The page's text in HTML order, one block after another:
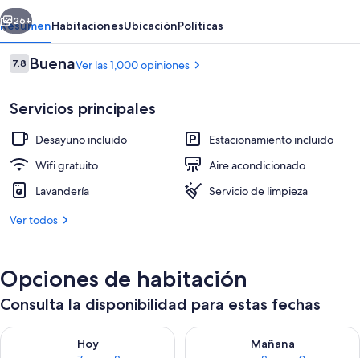
Melbourne
Camas con pillow-top, escritorio y
Siguiente
26+
ResumenHabitacionesUbicaciónPolíticas
Opiniones
7.87.8 de 10,
BuenaVer las 1,000 opiniones
Servicios principales
Desayuno incluido
Estacionamiento incluido
Wifi gratuito
Aire acondicionado
Lavandería
Servicio de limpieza
Ver todos
Opciones de habitación
Consulta la disponibilidad para estas fechas
Hoy
Consulta la disponibilidad para hoy ago 7 - ago 8
Mañana
Consulta la disponibilidad